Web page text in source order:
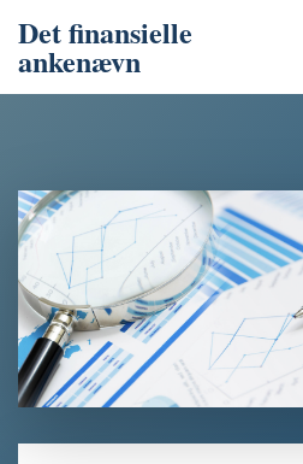
Det finansielle
ankenævn